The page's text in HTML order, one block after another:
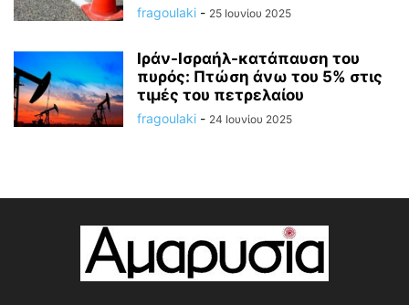
fragoulaki - 25 Ιουνίου 2025
Ιράν-Ισραήλ-κατάπαυση του
πυρός: Πτώση άνω του 5% στις
τιμές του πετρελαίου
fragoulaki - 24 Ιουνίου 2025